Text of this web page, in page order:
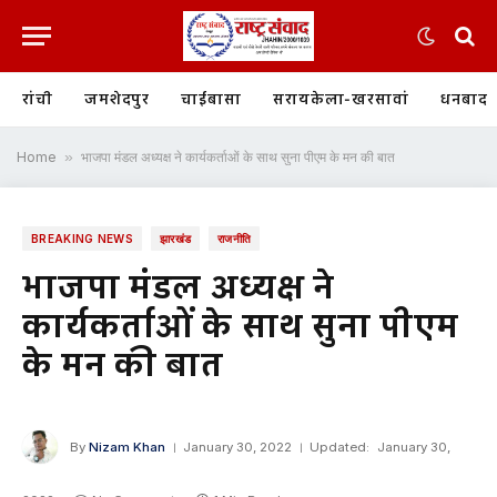
रांची जमशेदपुर चाईबासा सरायकेला-खरसावां धनबाद
Home » भाजपा मंडल अध्यक्ष ने कार्यकर्ताओं के साथ सुना पीएम के मन की बात
BREAKING NEWS झारखंड राजनीति
भाजपा मंडल अध्यक्ष ने
कार्यकर्ताओं के साथ सुना पीएम
के मन की बात
By Nizam Khan January 30, 2022 Updated: January 30,